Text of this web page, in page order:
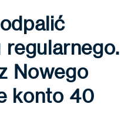
Nowego
konto 40